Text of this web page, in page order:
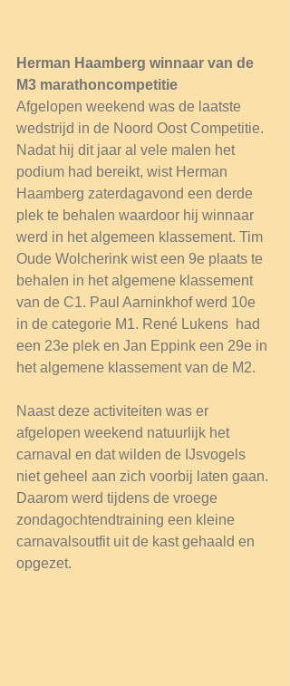
Herman Haamberg winnaar van de
M3 marathoncompetitie
Afgelopen weekend was de laatste
wedstrijd in de Noord Oost Competitie.
Nadat hij dit jaar al vele malen het
podium had bereikt, wist Herman
Haamberg zaterdagavond een derde
plek te behalen waardoor hij winnaar
werd in het algemeen klassement. Tim
Oude Wolcherink wist een 9e plaats te
behalen in het algemene klassement
van de C1. Paul Aarninkhof werd 10e
in de categorie M1. René Lukens  had
een 23e plek en Jan Eppink een 29e in
het algemene klassement van de M2.
Naast deze activiteiten was er
afgelopen weekend natuurlijk het
carnaval en dat wilden de IJsvogels
niet geheel aan zich voorbij laten gaan.
Daarom werd tijdens de vroege
zondagochtendtraining een kleine
carnavalsoutfit uit de kast gehaald en
opgezet.